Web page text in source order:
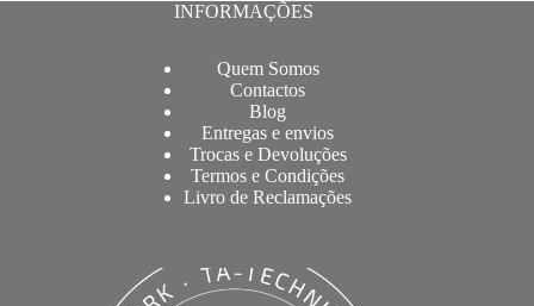
INFORMAÇÕES
Quem Somos
Contactos
Blog
Entregas e envios
Trocas e Devoluções
Termos e Condições
Livro de Reclamações